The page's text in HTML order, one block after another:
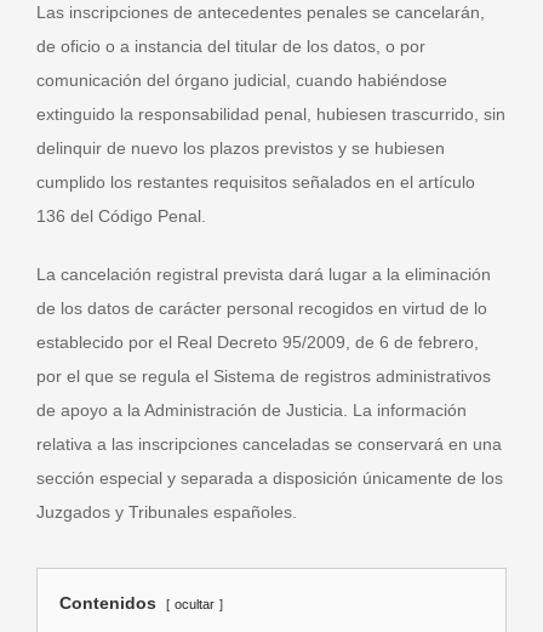
Las inscripciones de antecedentes penales se cancelarán,
de oficio o a instancia del titular de los datos, o por
comunicación del órgano judicial, cuando habiéndose
extinguido la responsabilidad penal, hubiesen trascurrido, sin
delinquir de nuevo los plazos previstos y se hubiesen
cumplido los restantes requisitos señalados en el artículo
136 del Código Penal.
La cancelación registral prevista dará lugar a la eliminación
de los datos de carácter personal recogidos en virtud de lo
establecido por el Real Decreto 95/2009, de 6 de febrero,
por el que se regula el Sistema de registros administrativos
de apoyo a la Administración de Justicia. La información
relativa a las inscripciones canceladas se conservará en una
sección especial y separada a disposición únicamente de los
Juzgados y Tribunales españoles.
Contenidos ocultar